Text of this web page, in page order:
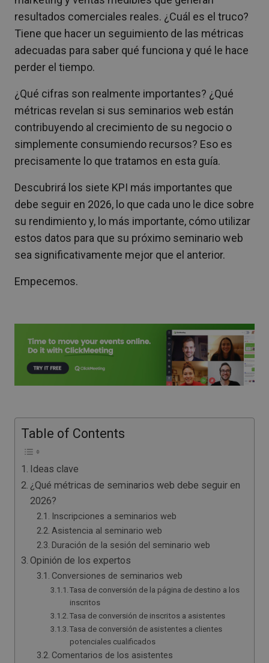
resultados comerciales reales. ¿Cuál es el truco?
Tiene que hacer un seguimiento de las métricas
adecuadas para saber qué funciona y qué le hace
perder el tiempo.
¿Qué cifras son realmente importantes? ¿Qué
métricas revelan si sus seminarios web están
contribuyendo al crecimiento de su negocio o
simplemente consumiendo recursos? Eso es
precisamente lo que tratamos en esta guía.
Descubrirá los siete KPI más importantes que
debe seguir en 2026, lo que cada uno le dice sobre
su rendimiento y, lo más importante, cómo utilizar
estos datos para que su próximo seminario web
sea significativamente mejor que el anterior.
Empecemos.
Table of Contents
Ideas clave
¿Qué métricas de seminarios web debe seguir en
2026?
Inscripciones a seminarios web
Asistencia al seminario web
Duración de la sesión del seminario web
Opinión de los expertos
Conversiones de seminarios web
Tasa de conversión de la página de destino a los
inscritos
Tasa de conversión de inscritos a asistentes
Tasa de conversión de asistentes a clientes
potenciales cualificados
Comentarios de los asistentes